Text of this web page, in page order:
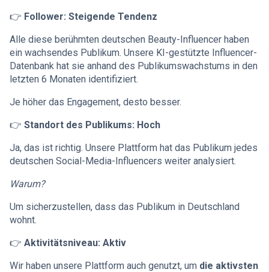
👉 Follower: Steigende Tendenz
Alle diese berühmten deutschen Beauty-Influencer haben
ein wachsendes Publikum. Unsere KI-gestützte Influencer-
Datenbank hat sie anhand des Publikumswachstums in den
letzten 6 Monaten identifiziert.
Je höher das Engagement, desto besser.
👉 Standort des Publikums: Hoch
Ja, das ist richtig. Unsere Plattform hat das Publikum jedes
deutschen Social-Media-Influencers weiter analysiert.
Warum?
Um sicherzustellen, dass das Publikum in Deutschland
wohnt.
👉 Aktivitätsniveau: Aktiv
Wir haben unsere Plattform auch genutzt, um die aktivsten